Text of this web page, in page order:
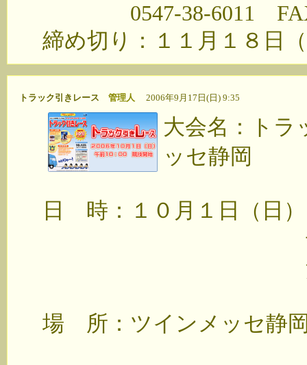
0547-38-6011
締め切り：１１月１８日
トラック引きレース 管理人 2006年9月17日(日) 9:35
大会名：トラ
ッセ静岡
日 時：１０月１日（日
予選レース
決勝レース
場 所：ツインメッセ静